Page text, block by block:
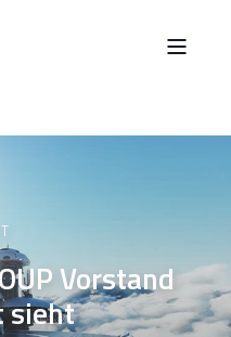
Vorstand
sieht